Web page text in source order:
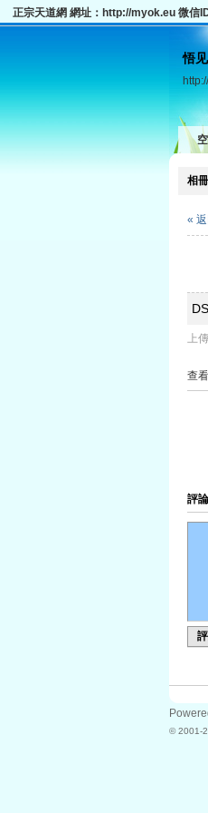
正宗天道網 網址：http://myok.eu 微信
悟
相冊
«
上
查
評論
© 2001-